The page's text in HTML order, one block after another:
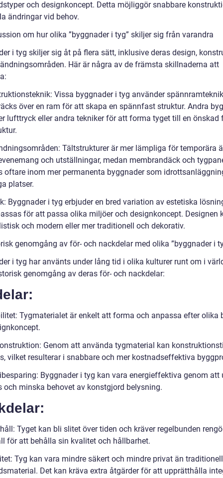
och designkoncept. Detta möjliggör snabbare
ändringar vid behov.
om hur olika ”byggnader i tyg” skiljer sig från varandra
i tyg skiljer sig åt på flera sätt, inklusive deras design,
Här är några av de främsta skillnaderna att
Vissa byggnader i tyg använder
över en ram för att skapa en spännfast struktur. Andra
lufttryck eller andra tekniker för att forma tyget till en önskad
Tältstrukturer är mer lämpliga för temporära
och utställningar, medan membrandäck och
oftare inom mer permanenta byggnader som
platser.
Byggnader i tyg erbjuder en bred variation av estetiska
för att passa olika miljöer och designkoncept. Designen
och modern eller mer traditionell och dekorativ.
genomgång av för- och nackdelar med olika ”byggnader i
i tyg har använts under lång tid i olika kulturer runt om i
genomgång av deras för- och nackdelar:
Tygmaterialet är enkelt att forma och anpassa efter olika
Genom att använda tygmaterial kan
vilket resulterar i snabbare och mer kostnadseffektiva
Byggnader i tyg kan vara energieffektiva genom att
och minska behovet av konstgjord belysning.
Tyget kan bli slitet över tiden och kräver regelbunden
för att behålla sin kvalitet och hållbarhet.
Tyg kan vara mindre säkert och mindre privat än
Det kan kräva extra åtgärder för att upprätthålla